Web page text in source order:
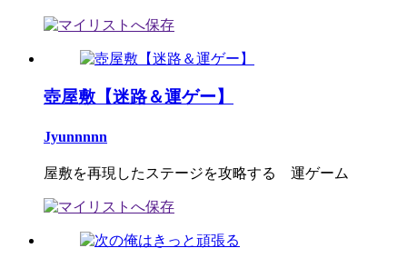
壺屋敷【迷路＆運ゲー】
Jyunnnnn
屋敷を再現したステージを攻略する 運ゲーム